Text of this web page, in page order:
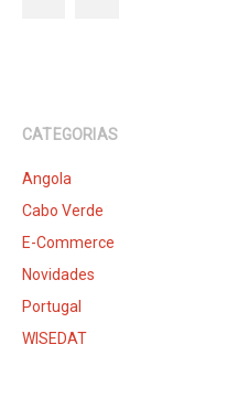
CATEGORIAS
Angola
Cabo Verde
E-Commerce
Novidades
Portugal
WISEDAT